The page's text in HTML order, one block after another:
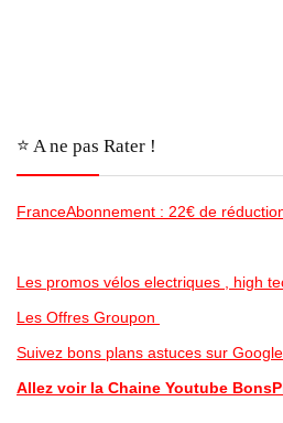
⭐️ A ne pas Rater !
FranceAbonnement : 22€ de
Les promos vélos electriques , high
Les Offres Groupon
Suivez bons plans astuces sur
Allez voir la Chaine Youtube